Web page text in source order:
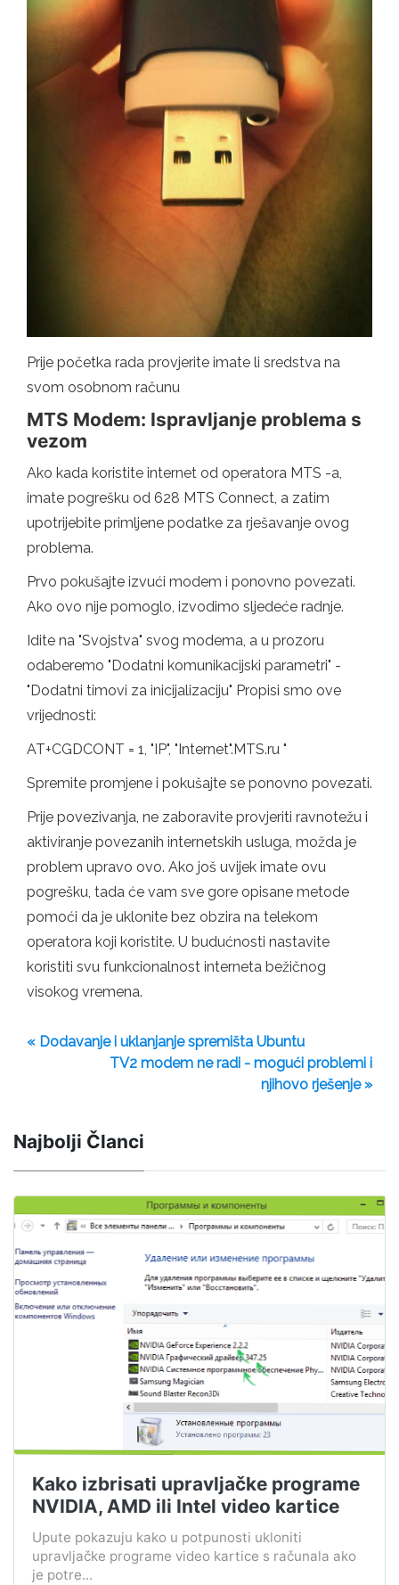
Prije početka rada provjerite imate li sredstva na
svom osobnom računu
MTS Modem: Ispravljanje problema s
vezom
Ako kada koristite internet od operatora MTS -a,
imate pogrešku od 628 MTS Connect, a zatim
upotrijebite primljene podatke za rješavanje ovog
problema.
Prvo pokušajte izvući modem i ponovno povezati.
Ako ovo nije pomoglo, izvodimo sljedeće radnje.
Idite na "Svojstva" svog modema, a u prozoru
odaberemo "Dodatni komunikacijski parametri" -
"Dodatni timovi za inicijalizaciju" Propisi smo ove
vrijednosti:
AT+CGDCONT = 1, "IP", "Internet".MTS.ru "
Spremite promjene i pokušajte se ponovno povezati.
Prije povezivanja, ne zaboravite provjeriti ravnotežu i
aktiviranje povezanih internetskih usluga, možda je
problem upravo ovo. Ako još uvijek imate ovu
pogrešku, tada će vam sve gore opisane metode
pomoći da je uklonite bez obzira na telekom
operatora koji koristite. U budućnosti nastavite
koristiti svu funkcionalnost interneta bežičnog
visokog vremena.
« Dodavanje i uklanjanje spremišta Ubuntu
TV2 modem ne radi - mogući problemi i
njihovo rješenje »
Najbolji Članci
Kako izbrisati upravljačke programe
NVIDIA, AMD ili Intel video kartice
Upute pokazuju kako u potpunosti ukloniti
upravljačke programe video kartice s računala ako
je potre...